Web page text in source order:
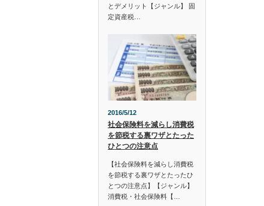
とデメリット【ジャンル】 固
定資産税…
2016/5/12
社会保険料を減らし消費税
を節税する裏ワザとたった
ひとつの注意点
【社会保険料を減らし消費税
を節税する裏ワザとたったひ
とつの注意点】【ジャンル】
消費税・社会保険料【…